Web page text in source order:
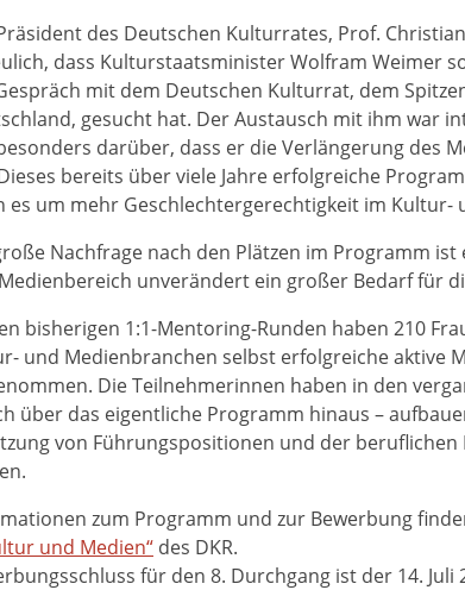
des Deutschen Kulturrates, Prof.
dass Kulturstaatsminister Wolfram Weimer
mit dem Deutschen Kulturrat, dem
gesucht hat. Der Austausch mit ihm war
darüber, dass er die Verlängerung des
bereits über viele Jahre erfolgreiche
es um mehr Geschlechtergerechtigkeit im Kultur-
Nachfrage nach den Plätzen im Programm
unverändert ein großer Bedarf für
bisherigen 1:1-Mentoring-Runden haben 210
und Medienbranchen selbst erfolgreiche aktive
Die Teilnehmerinnen haben in den
über das eigentliche Programm hinaus –
von Führungspositionen und der beruflichen
zum Programm und zur Bewerbung
und Medien“ des DKR.
für den 8. Durchgang ist der 14. Juli